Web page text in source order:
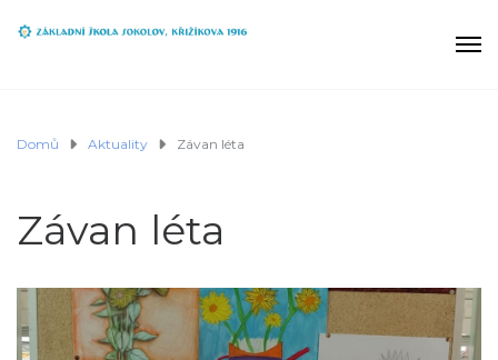
Domů Aktuality Závan léta
Závan léta